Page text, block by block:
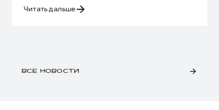
Читать дальше
ВСЕ НОВОСТИ